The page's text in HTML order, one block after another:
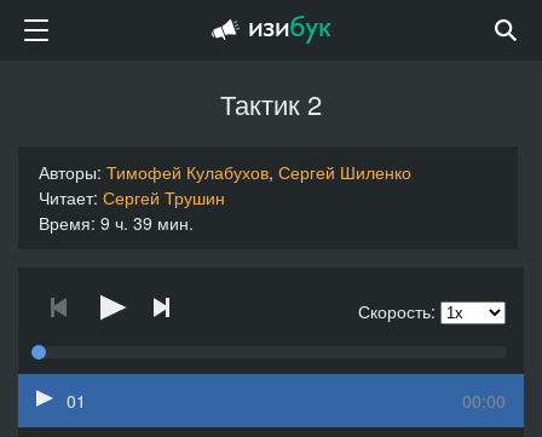
Тактик 2
Авторы: Тимофей Кулабухов, Сергей Шиленко
Читает: Сергей Трушин
Время: 9 ч. 39 мин.
Скорость:
00:00
01